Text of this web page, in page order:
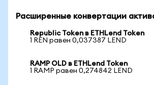
Расширенные конвертации
Republic Token в ETHLend Token
1 REN равен 0,037387 LEND
RAMP OLD в ETHLend Token
1 RAMP равен 0,274842 LEND